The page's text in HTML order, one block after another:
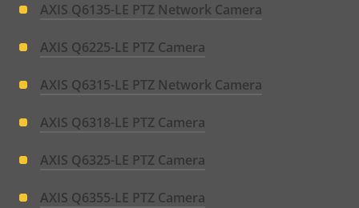
AXIS Q6135-LE PTZ Network Camera
AXIS Q6225-LE PTZ Camera
AXIS Q6315-LE PTZ Network Camera
AXIS Q6318-LE PTZ Camera
AXIS Q6325-LE PTZ Camera
AXIS Q6355-LE PTZ Camera